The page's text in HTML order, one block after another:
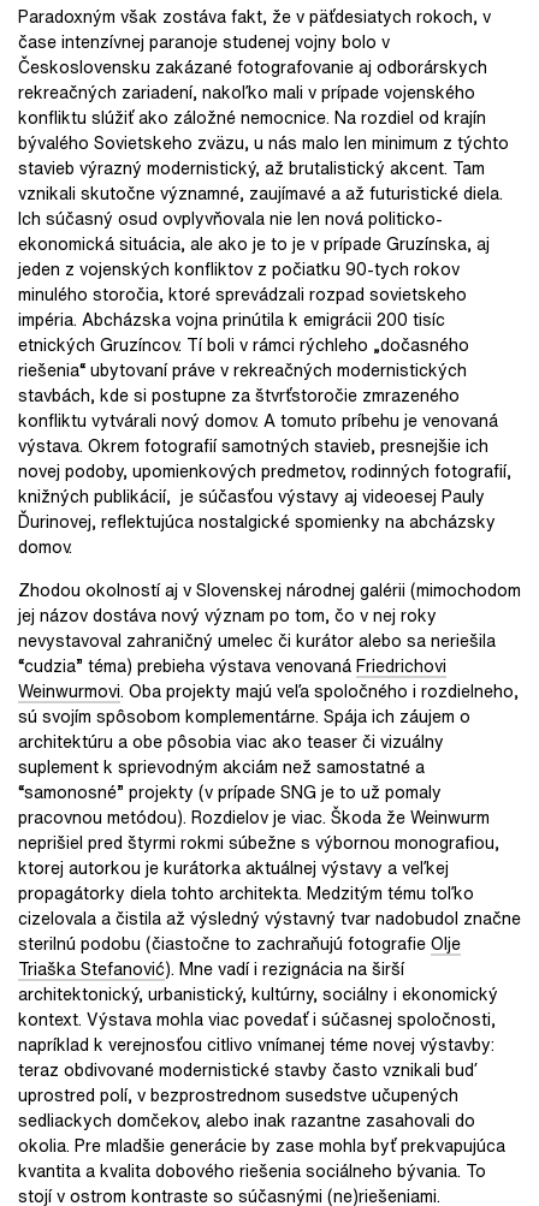
Paradoxným však zostáva fakt, že v päťdesiatych rokoch, v
čase intenzívnej paranoje studenej vojny bolo v
Československu zakázané fotografovanie aj odborárskych
rekreačných zariadení, nakoľko mali v prípade vojenského
konfliktu slúžiť ako záložné nemocnice. Na rozdiel od krajín
bývalého Sovietskeho zväzu, u nás malo len minimum z týchto
stavieb výrazný modernistický, až brutalistický akcent. Tam
vznikali skutočne významné, zaujímavé a až futuristické diela.
Ich súčasný osud ovplyvňovala nie len nová politicko-
ekonomická situácia, ale ako je to je v prípade Gruzínska, aj
jeden z vojenských konfliktov z počiatku 90-tych rokov
minulého storočia, ktoré sprevádzali rozpad sovietskeho
impéria. Abcházska vojna prinútila k emigrácii 200 tisíc
etnických Gruzíncov. Tí boli v rámci rýchleho „dočasného
riešenia“ ubytovaní práve v rekreačných modernistických
stavbách, kde si postupne za štvrťstoročie zmrazeného
konfliktu vytvárali nový domov. A tomuto príbehu je venovaná
výstava. Okrem fotografií samotných stavieb, presnejšie ich
novej podoby, upomienkových predmetov, rodinných fotografií,
knižných publikácií, je súčasťou výstavy aj videoesej Pauly
Ďurinovej, reflektujúca nostalgické spomienky na abcházsky
domov.
Zhodou okolností aj v Slovenskej národnej galérii (mimochodom
jej názov dostáva nový význam po tom, čo v nej roky
nevystavoval zahraničný umelec či kurátor alebo sa neriešila
“cudzia” téma) prebieha výstava venovanáFriedrichovi
Weinwurmovi. Oba projekty majú veľa spoločného i rozdielneho,
sú svojím spôsobom komplementárne. Spája ich záujem o
architektúru a obe pôsobia viac ako teaser či vizuálny
suplement k sprievodným akciám než samostatné a
“samonosné” projekty (v prípade SNG je to už pomaly
pracovnou metódou). Rozdielov je viac. Škoda že Weinwurm
neprišiel pred štyrmi rokmi súbežne s výbornou monografiou,
ktorej autorkou je kurátorka aktuálnej výstavy a veľkej
propagátorky diela tohto architekta. Medzitým tému toľko
cizelovala a čistila až výsledný výstavný tvar nadobudol značne
sterilnú podobu (čiastočne to zachraňujú fotografieOlje
Triaška Stefanović). Mne vadí i rezignácia na širší
architektonický, urbanistický, kultúrny, sociálny i ekonomický
kontext. Výstava mohla viac povedať i súčasnej spoločnosti,
napríklad k verejnosťou citlivo vnímanej téme novej výstavby:
teraz obdivované modernistické stavby často vznikali buď
uprostred polí, v bezprostrednom susedstve učupených
sedliackych domčekov, alebo inak razantne zasahovali do
okolia. Pre mladšie generácie by zase mohla byť prekvapujúca
kvantita a kvalita dobového riešenia sociálneho bývania. To
stojí v ostrom kontraste so súčasnými (ne)riešeniami.